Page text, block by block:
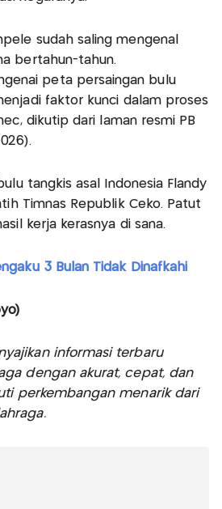
sudah saling mengenal
bertahun-tahun.
peta persaingan bulu
faktor kunci dalam proses
dikutip dari laman resmi PB
tangkis asal Indonesia Flandy
Timnas Republik Ceko. Patut
kerja kerasnya di sana.
3 Bulan Tidak Dinafkahi
informasi terbaru
dengan akurat, cepat, dan
perkembangan menarik dari